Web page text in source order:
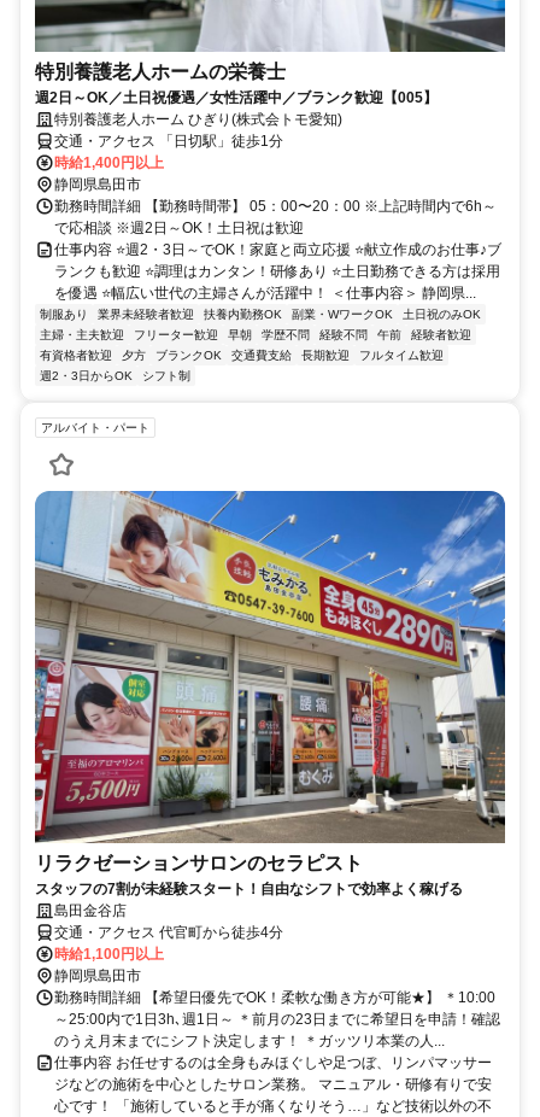
特別養護⽼⼈ホームの栄養⼠
週2日～OK／土日祝優遇／女性活躍中／ブランク歓迎【005】
特別養護⽼⼈ホーム ひぎり(株式会トモ愛知)
交通・アクセス 「日切駅」徒歩1分
時給1,400円以上
静岡県島田市
勤務時間詳細 【勤務時間帯】 05：00〜20：00 ※上記時間内で6h～
で応相談 ※週2日～OK！⼟⽇祝は歓迎
仕事内容 ⭐週2・3日～でOK！家庭と両立応援 ⭐献立作成のお仕事♪ブ
ランクも歓迎 ⭐調理はカンタン！研修あり ⭐土日勤務できる方は採用
を優遇 ⭐幅広い世代の主婦さんが活躍中！ ＜仕事内容＞ 静岡県...
制服あり 業界未経験者歓迎 扶養内勤務OK 副業・WワークOK
土日祝のみOK
主婦・主夫歓迎
フリーター歓迎 早朝 学歴不問 経験不問 午前
経験者歓迎
有資格者歓迎
夕方 ブランクOK 交通費支給 長期歓迎
フルタイム歓迎
週2・3日からOK
シフト制
アルバイト・パート
リラクゼーションサロンのセラピスト
スタッフの7割が未経験スタート！自由なシフトで効率よく稼げる
島田金谷店
交通・アクセス 代官町から徒歩4分
時給1,100円以上
静岡県島田市
勤務時間詳細 【希望日優先でOK！柔軟な働き方が可能★】 ＊10:00
～25:00内で1日3h､週1日～ ＊前月の23日までに希望日を申請！確認
のうえ月末までにシフト決定します！ ＊ガッツリ本業の人...
仕事内容 お任せするのは全身もみほぐしや足つぼ、リンパマッサー
ジなどの施術を中心としたサロン業務。 マニュアル・研修有りで安
心です！ 「施術していると手が痛くなりそう…」など技術以外の不